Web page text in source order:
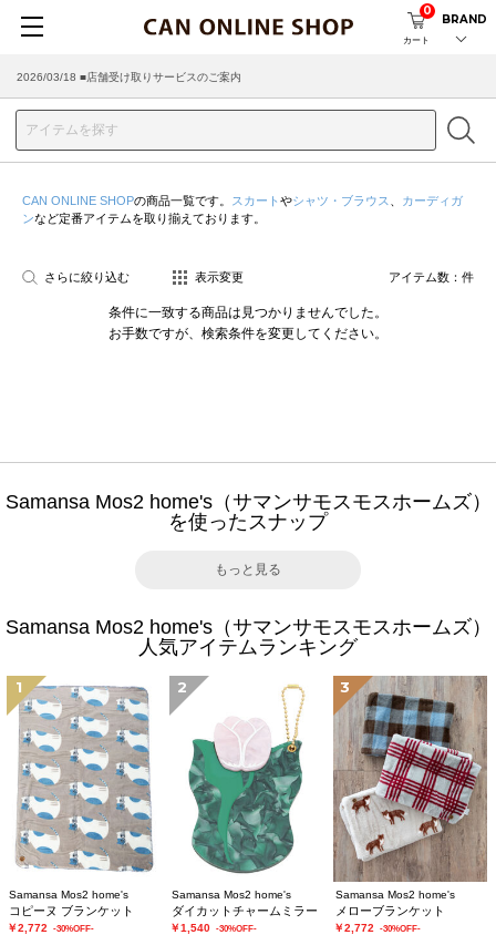
カート
0
BRAND
2026/03/18 ■店舗受け取りサービスのご案内
CAN ONLINE SHOPの商品一覧です。 スカート やシャツ・ブラウス
カーディガ
ンなど定番アイテムを取り揃えております。
さらに絞り込む 表示変更 アイテム数： 件
条件に一致する商品は見つかりませんでした。
お手数ですが、検索条件を変更してください。
Samansa Mos2 home's（サマンサモスモスホームズ）
を使ったスナップ
もっと見る
Samansa Mos2 home's（サマンサモスモスホームズ）
人気アイテムランキング
1
Samansa Mos2 home's
コピーヌ ブランケット
￥2,772 -30%OFF-
2
Samansa Mos2 home's
ダイカットチャームミラー
￥1,540 -30%OFF-
3
Samansa Mos2 home's
メローブランケット
￥2,772 -30%OFF-